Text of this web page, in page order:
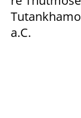
a.C.